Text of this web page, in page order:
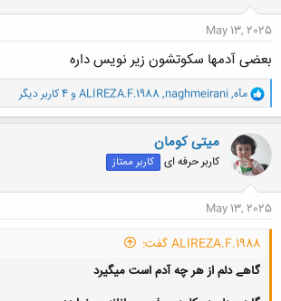
May 13, 2025
بعضی آدمها سکوتشون زیر نویس داره
و
ا
ک
ن
ش
ه
ا
مآه,
naghmeirani
,
ALIREZA.F.1988 و 4 کاربر دیگر
میتی کومان
کاربر حرفه ای کاربر ممتاز
May 13, 2025
ALIREZA.F.1988 گفت:
گاهے دلم از هر چه آدم است میگیرد